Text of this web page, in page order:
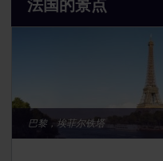
法国的景点
巴黎，埃菲尔铁塔